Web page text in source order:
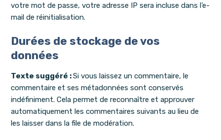
votre mot de passe, votre adresse IP sera incluse dans l’e-
mail de réinitialisation.
Durées de stockage de vos
données
Texte suggéré :Si vous laissez un commentaire, le
commentaire et ses métadonnées sont conservés
indéfiniment. Cela permet de reconnaître et approuver
automatiquement les commentaires suivants au lieu de
les laisser dans la file de modération.